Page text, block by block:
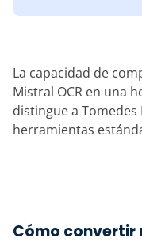
La capacidad de
Mistral OCR en una
distingue a
herramientas
Cómo convertir